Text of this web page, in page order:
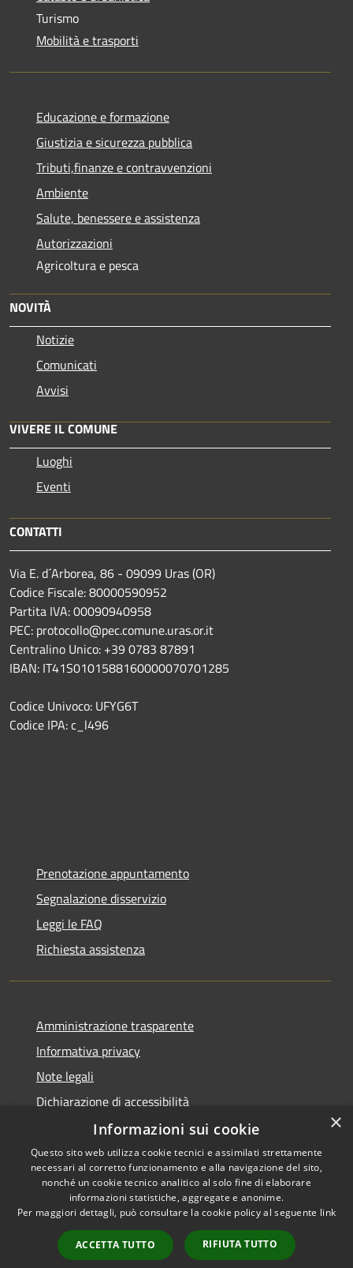
Turismo
Mobilità e trasporti
Educazione e formazione
Giustizia e sicurezza pubblica
Tributi,finanze e contravvenzioni
Ambiente
Salute, benessere e assistenza
Autorizzazioni
Agricoltura e pesca
NOVITÀ
Notizie
Comunicati
Avvisi
VIVERE IL COMUNE
Luoghi
Eventi
CONTATTI
Via E. d´Arborea, 86 - 09099 Uras (OR)
Codice Fiscale: 80000590952
Partita IVA: 00090940958
PEC: protocollo@pec.comune.uras.or.it
Centralino Unico: +39 0783 87891
IBAN: IT41S0101588160000070701285
Codice Univoco: UFYG6T
Codice IPA: c_l496
Prenotazione appuntamento
Segnalazione disservizio
Leggi le FAQ
Richiesta assistenza
Amministrazione trasparente
Informativa privacy
Note legali
Dichiarazione di accessibilità
Accessibilità
Privacy
Mappa del sito
Copyright © 2026 • Comune di
Uras • Powered by
Municipium•Accesso
redazione
×
Informazioni sui cookie
Questo sito web utilizza cookie tecnici e assimilati strettamente
necessari al corretto funzionamento e alla navigazione del sito,
nonché un cookie tecnico analitico al solo fine di elaborare
informazioni statistiche, aggregate e anonime.
Per maggiori dettagli, può consultare la cookie policy al seguente link
ACCETTA TUTTO RIFIUTA TUTTO